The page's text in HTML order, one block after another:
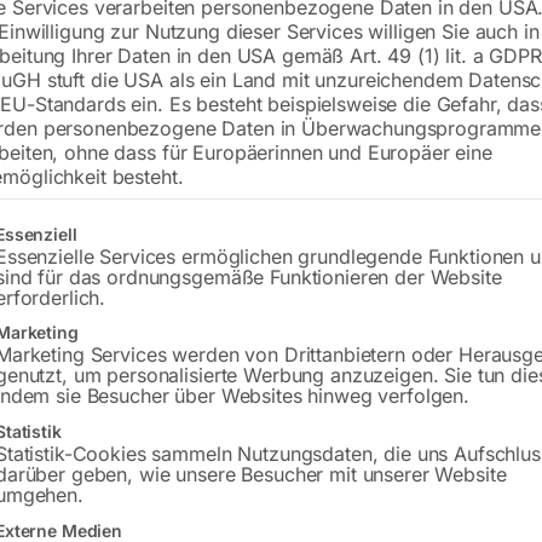
LED Display (Hz/V/kW)
€2.106,00
inkl. MwSt. Kostenloser Versand
Versandkosten Standard (Österreich):
Bitte beachten Sie: Die Versandkosten
Sie haben
Services verarbeiten personenbezogene Daten in den
zur Nutzung dieser Services willigen Sie auch
Ihrer Daten in den USA gemäß Art. 49 (1) lit. a
stuft die USA als ein Land mit unzureichendem
Standards ein. Es besteht beispielsweise die Gefahr,
personenbezogene Daten in
ohne dass für Europäerinnen und Europäer eine
besteht.
eine Liste der Service-Gruppen, für die eine Einwilligung erteilt
Services ermöglichen grundlegende Funktionen
für das ordnungsgemäße Funktionieren der Website
Services werden von Drittanbietern oder
um personalisierte Werbung anzuzeigen. Sie tun
sie Besucher über Websites hinweg verfolgen.
Cookies sammeln Nutzungsdaten, die uns
geben, wie unsere Besucher mit unserer Website
Medien